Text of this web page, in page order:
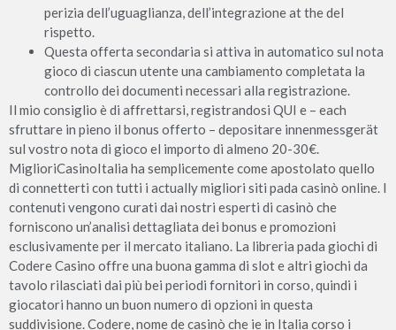
perizia dell’uguaglianza, dell’integrazione at the del
rispetto.
Questa offerta secondaria si attiva in automatico sul nota
gioco di ciascun utente una cambiamento completata la
controllo dei documenti necessari alla registrazione.
Il mio consiglio è di affrettarsi, registrandosi QUI e – each
sfruttare in pieno il bonus offerto – depositare innenmessgerät
sul vostro nota di gioco el importo di almeno 20-30€.
MiglioriCasinoItalia ha semplicemente come apostolato quello
di connetterti con tutti i actually migliori siti pada casinò online. I
contenuti vengono curati dai nostri esperti di casinò che
forniscono un’analisi dettagliata dei bonus e promozioni
esclusivamente per il mercato italiano. La libreria pada giochi di
Codere Casino offre una buona gamma di slot e altri giochi da
tavolo rilasciati dai più bei periodi fornitori in corso, quindi i
giocatori hanno un buon numero di opzioni in questa
suddivisione. Codere, nome de casinò che ie in Italia corso i